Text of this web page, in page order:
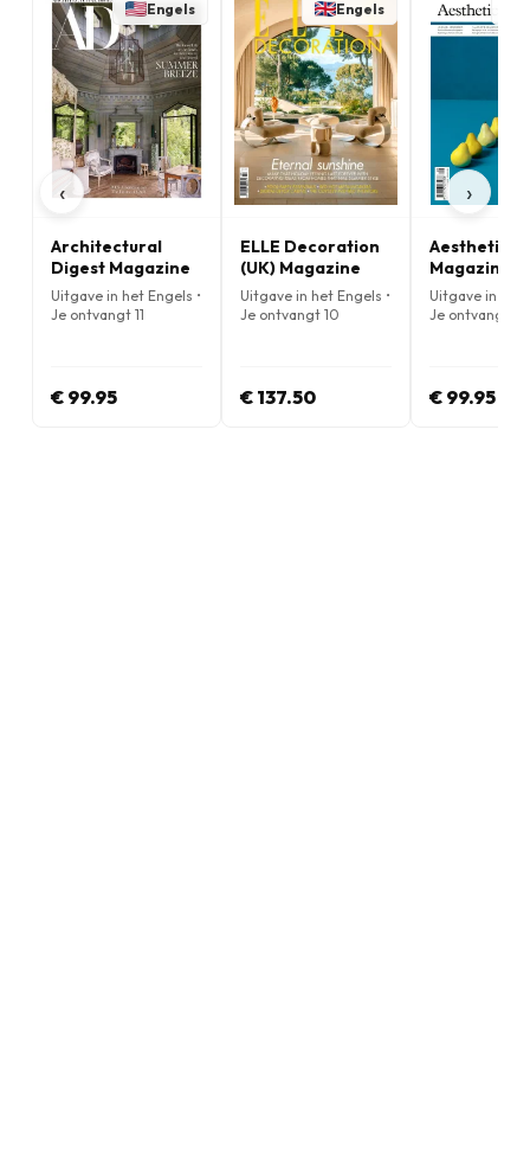
‹
Engels
Architectural
Digest Magazine
Uitgave in het Engels •
Je ontvangt 11
€ 99.95
Engels
ELLE Decoration
(UK) Magazine
Uitgave in het Engels •
Je ontvangt 10
€ 137.50
Aesthetica
Magazine
Uitgave in het
Je ontvangt 6
€ 99.95
›